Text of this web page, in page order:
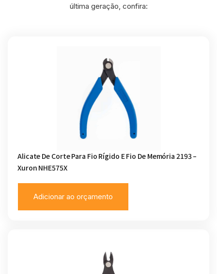
última geração, confira:
Alicate De Corte Para Fio Rígido E Fio De Memória 2193 –
Xuron NHE575X
Adicionar ao orçamento